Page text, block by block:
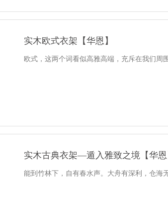
实木欧式衣架【华恩】
欧式，这两个词看似高雅高端，充斥在我们
实木古典衣架—遁入雅致之境【华恩
能到竹林下，自有春水声。大舟有深利，仓海